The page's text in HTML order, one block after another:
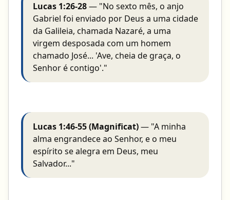
Lucas 1:26-28— "No sexto mês, o anjo
Gabriel foi enviado por Deus a uma cidade
da Galileia, chamada Nazaré, a uma
virgem desposada com um homem
chamado José... 'Ave, cheia de graça, o
Senhor é contigo'."
Lucas 1:46-55 (Magnificat)— "A minha
alma engrandece ao Senhor, e o meu
espírito se alegra em Deus, meu
Salvador..."